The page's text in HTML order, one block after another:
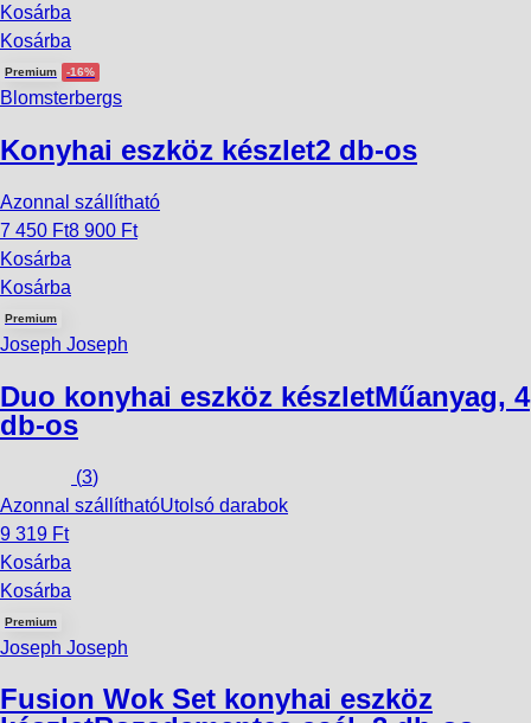
Kosárba
Kosárba
Premium -16%
Blomsterbergs
Konyhai eszköz készlet2 db-os
Azonnal szállítható
7 450 Ft8 900 Ft
Kosárba
Kosárba
Premium
Joseph Joseph
Duo konyhai eszköz készletMűanyag, 4
db-os
(3)
Azonnal szállíthatóUtolsó darabok
9 319 Ft
Kosárba
Kosárba
Premium
Joseph Joseph
Fusion Wok Set konyhai eszköz